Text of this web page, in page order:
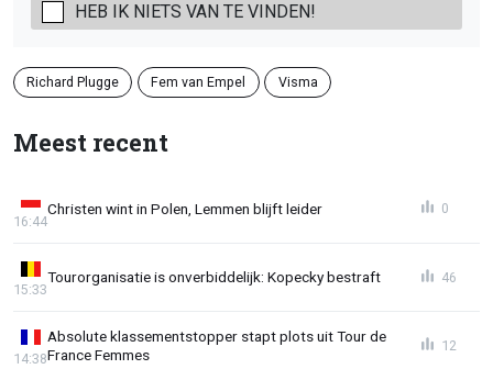
HEB IK NIETS VAN TE VINDEN!
Richard Plugge Fem van Empel Visma
Meest recent
Christen wint in Polen, Lemmen blijft leider
16:44
0
Tourorganisatie is onverbiddelijk: Kopecky bestraft
15:33
46
Absolute klassementstopper stapt plots uit Tour de
France Femmes
14:38
12